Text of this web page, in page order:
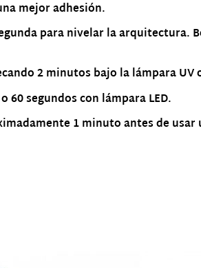
mejor adhesión.
para nivelar la
2 minutos bajo la lámpara
60 segundos con lámpara LED.
1 minuto antes de